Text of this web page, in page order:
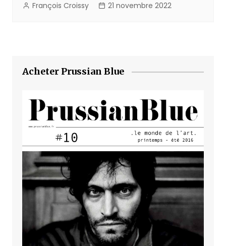
François Croissy 21 novembre 2022
Acheter Prussian Blue